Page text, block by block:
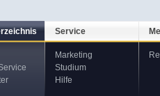
Service
Marketing
Studium
Hilfe